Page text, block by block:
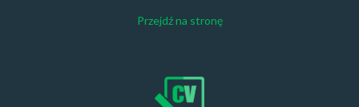
Przejdź na stronę